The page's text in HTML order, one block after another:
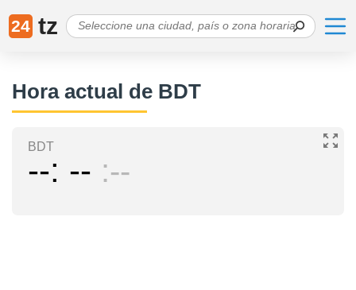
24 tz
Hora actual de BDT
BDT
-- -- --